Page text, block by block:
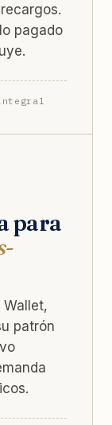
pagado
para
Wallet,
patrón